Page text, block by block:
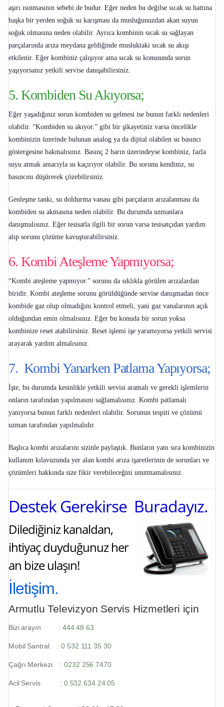
aşırı ısınmasının sebebi de budur. Eğer neden bu değilse sıcak su hattına
başka bir yerden soğuk su karışması da musluğunuzdan akan suyun
soğuk olmasına neden olabilir. Ayrıca kombinin sıcak su sağlayan
parçalarında arıza meydana geldiğinde musluktaki sıcak su akışı
etkilenir. Eğer kombiniz çalışıyor ama sıcak su konusunda sorun
yaşıyorsanız yetkili servise danışabilirsiniz.
5. Kombiden Su Akıyorsa;
Eğer yaşadığınız sorun kombiden su gelmesi ise bunun farklı nedenleri
olabilir. “Kombiden su akıyor.” gibi bir şikayetiniz varsa öncelikle
kombinizin üzerinde bulunan analog ya da dijital olabilen su basıncı
göstergesine bakmalısınız. Basınç 2 barın üzerindeyse kombiniz, fazla
suyu atmak amacıyla su kaçırıyor olabilir. Bu sorunu kendiniz, su
basıncını düşürerek çözebilirsiniz.
Genleşme tankı, su doldurma vanası gibi parçaların arızalanması da
kombiden su akmasına neden olabilir. Bu durumda uzmanlara
danışmalısınız. Eğer tesisatla ilgili bir sorun varsa tesisatçıdan yardım
alıp sorunu çözüme kavuşturabilirsiniz.
6. Kombi Ateşleme Yapmıyorsa;
“Kombi ateşleme yapmıyor.” sorunu da sıklıkla görülen arızalardan
biridir. Kombi ateşleme sorunu görüldüğünde servise danışmadan önce
kombide gaz olup olmadığını kontrol etmeli, yani gaz vanalarının açık
olduğundan emin olmalısınız. Eğer bu konuda bir sorun yoksa
kombinize reset atabilirsiniz. Reset işlemi işe yaramıyorsa yetkili servisi
arayarak yardım almalısınız.
7. Kombi Yanarken Patlama Yapıyorsa;
İşte, bu durumda kesinlikle yetkili servisi aramalı ve gerekli işlemlerin
onların tarafından yapılmasını sağlamalısınız. Kombi patlamalı
yanıyorsa bunun farklı nedenleri olabilir. Sorunun tespiti ve çözümü
uzman tarafından yapılmalıdır.
Başlıca kombi arızalarını sizinle paylaştık. Bunların yanı sıra kombinizin
kullanım kılavuzunda yer alan kombi arıza işaretlerinin de sorunları ve
çözümleri hakkında size fikir verebileceğini unutmamalısınız.
Destek Gerekirse Buradayız.
Dilediğiniz kanaldan,
ihtiyaç duyduğunuz her
an bize ulaşın!
İletişim.
Armutlu Televizyon Servis Hizmetleri için
Bizi arayın : 444 48 63
Mobil Santral :0 532 111 35 30
Çağrı Merkezi :0232 256 7470
Acil Servis : 0 532 634 24 05